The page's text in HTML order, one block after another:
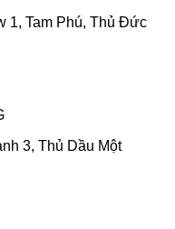
1, Tam Phú, Thủ Đức
3, Thủ Dầu Một